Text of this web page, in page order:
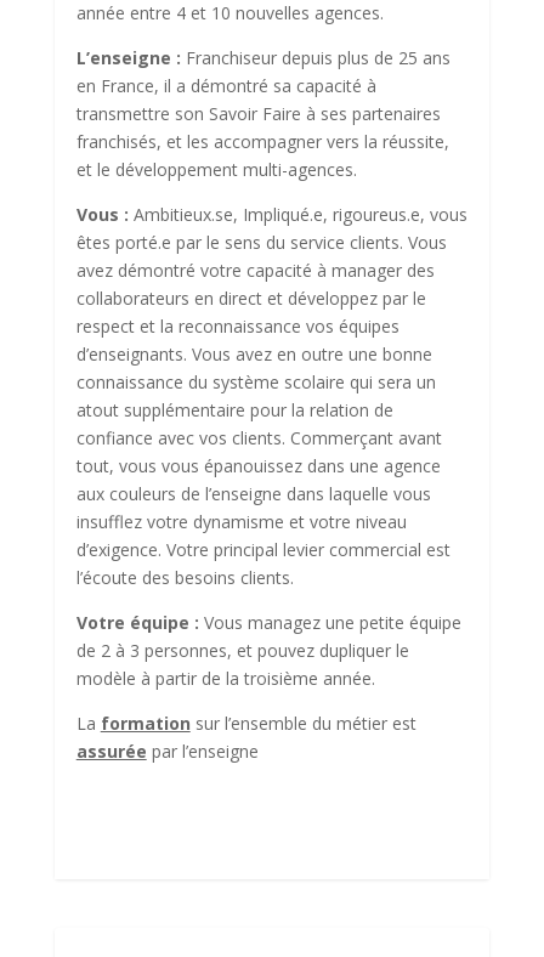
année entre 4 et 10 nouvelles agences.
L’enseigne : Franchiseur depuis plus de 25 ans
en France, il a démontré sa capacité à
transmettre son Savoir Faire à ses partenaires
franchisés, et les accompagner vers la réussite,
et le développement multi-agences.
Vous : Ambitieux.se, Impliqué.e, rigoureus.e, vous
êtes porté.e par le sens du service clients. Vous
avez démontré votre capacité à manager des
collaborateurs en direct et développez par le
respect et la reconnaissance vos équipes
d’enseignants. Vous avez en outre une bonne
connaissance du système scolaire qui sera un
atout supplémentaire pour la relation de
confiance avec vos clients. Commerçant avant
tout, vous vous épanouissez dans une agence
aux couleurs de l’enseigne dans laquelle vous
insufflez votre dynamisme et votre niveau
d’exigence. Votre principal levier commercial est
l’écoute des besoins clients.
Votre équipe : Vous managez une petite équipe
de 2 à 3 personnes, et pouvez dupliquer le
modèle à partir de la troisième année.
La formation sur l’ensemble du métier est
assurée par l’enseigne